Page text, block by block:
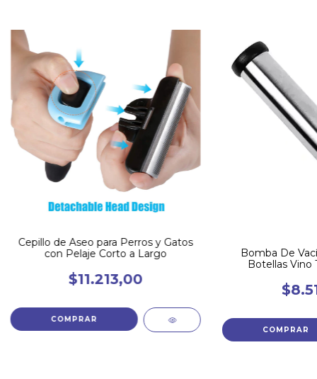
Cepillo de Aseo para Perros y Gatos
con Pelaje Corto a Largo
$11.213,00
Bomba De
Botellas Vino